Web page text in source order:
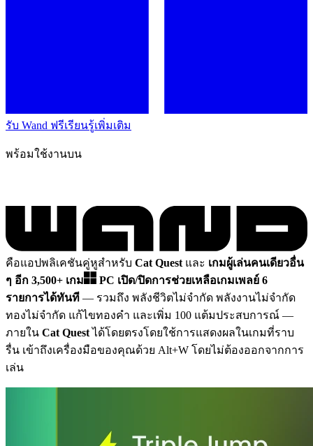
รับ Wand ฟรีเรียนรู้เพิ่มเติม
พร้อมใช้งานบน
คือแอปพลิเคชันคู่หูสำหรับ Cat Quest และ เกมผู้เล่นคนเดียวอื่น
ๆ อีก 3,500+ เกม
PC เปิด/ปิดการช่วยเหลือเกมเพลย์ 6
รายการได้ทันที — รวมถึง พลังชีวิตไม่จำกัด พลังงานไม่จำกัด
ทองไม่จำกัด แก้ไขทองคำ และเพิ่ม 100 แต้มประสบการณ์ —
ภายใน Cat Questได้โดยตรงโดยใช้การแสดงผลในเกมที่ราบ
รื่น เข้าถึงเครื่องมือของคุณด้วย Alt+W โดยไม่ต้องออกจากการ
เล่น